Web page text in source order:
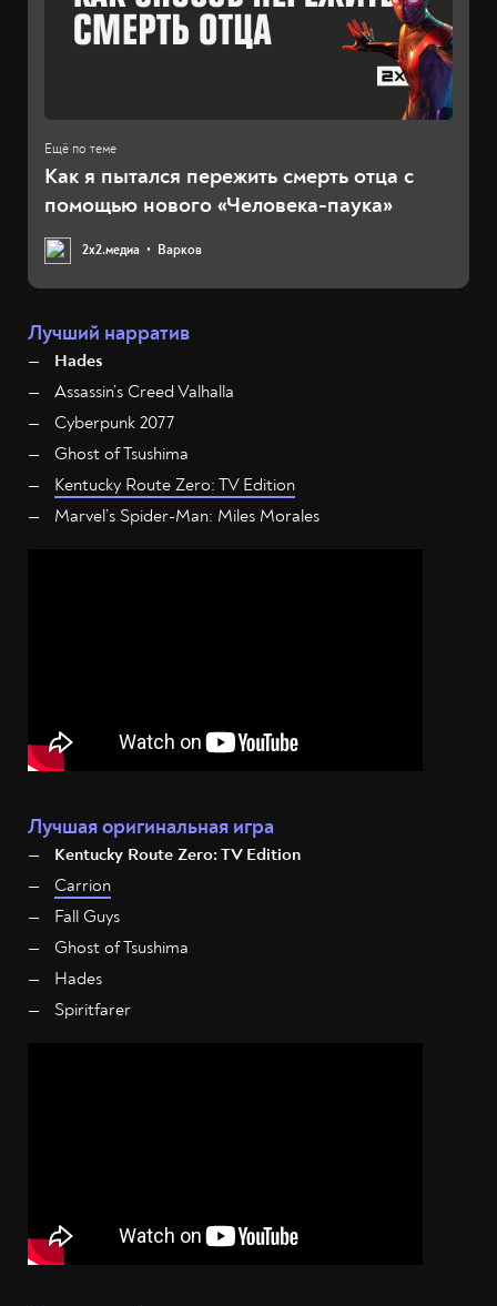
Как я пытался пережить смерть отца с
помощью нового «Человека-паука»
2х2.медиа Варков
Лучший нарратив
Hades
Assassin’s Creed Valhalla
Cyberpunk 2077
Ghost of Tsushima
Kentucky Route Zero: TV Edition
Marvel’s Spider-Man: Miles Morales
Лучшая оригинальная игра
Kentucky Route Zero: TV Edition
Carrion
Fall Guys
Ghost of Tsushima
Hades
Spiritfarer